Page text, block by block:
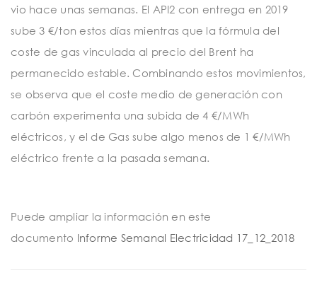
vio hace unas semanas. El API2 con entrega en 2019
sube 3 €/ton estos días mientras que la fórmula del
coste de gas vinculada al precio del Brent ha
permanecido estable. Combinando estos movimientos,
se observa que el coste medio de generación con
carbón experimenta una subida de 4 €/MWh
eléctricos, y el de Gas sube algo menos de 1 €/MWh
eléctrico frente a la pasada semana.
Puede ampliar la información en este
documento Informe Semanal Electricidad 17_12_2018